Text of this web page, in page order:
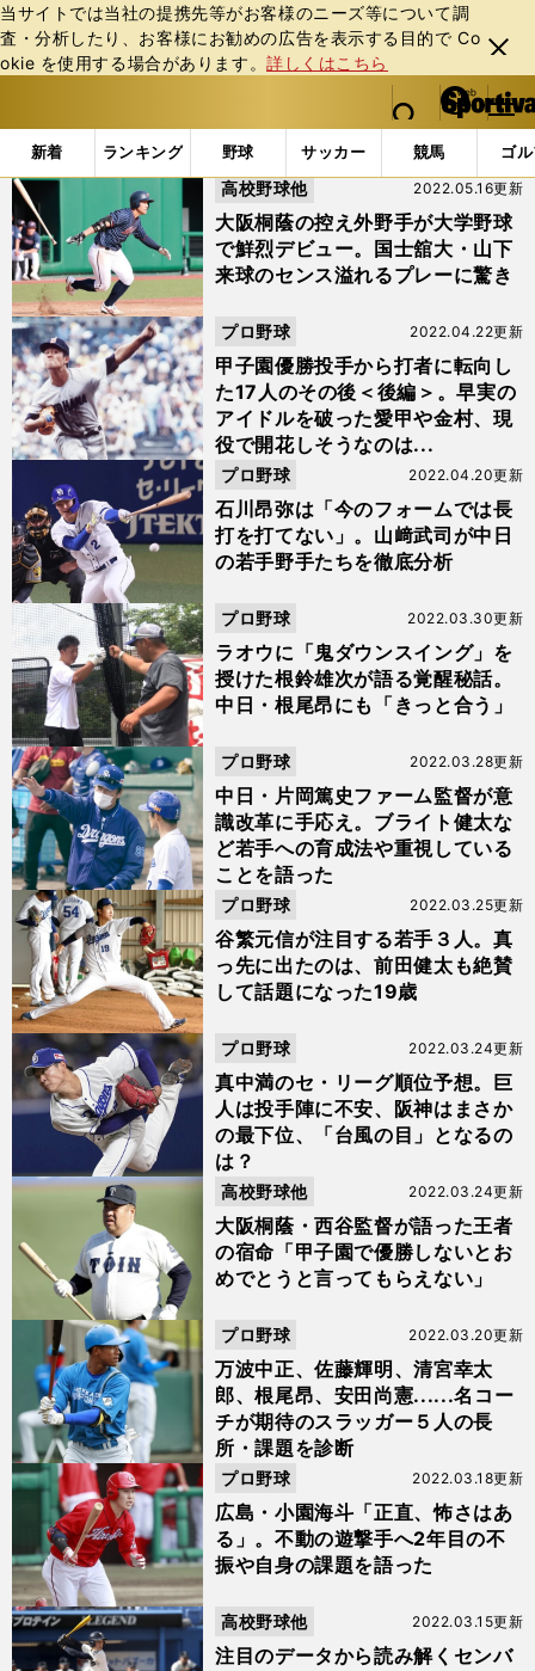
当サイトでは当社の提携先等がお客様のニーズ等について調
査・分析したり、お客様にお勧めの広告を表⽰する⽬的で Co
okie を使⽤する場合があります。詳しくはこちら
閉じ
る
web Sportiva (webスポルティーバ)
検索
マイペ
ー
ジ
メニュ
新着 ランキング 野球 サッカー 競馬 ゴ
b
ス
ポ
ル
テ
ィ
ー
バ
「根尾昂」の検索結果 (3ページ目)
大阪桐蔭の控え外野手が大学野球
で鮮烈デビュー。国士舘大・山下
来球のセンス溢れるプレーに驚き
2022.05.16更新
高校野球他
甲子園優勝投手から打者に転向し
た17人のその後＜後編＞。早実の
アイドルを破った愛甲や金村、現
役で開花しそうなのは...
2022.04.22更新
プロ野球
石川昂弥は「今のフォームでは長
打を打てない」。山﨑武司が中日
の若手野手たちを徹底分析
2022.04.20更新
プロ野球
ラオウに「鬼ダウンスイング」を
授けた根鈴雄次が語る覚醒秘話。
中日・根尾昂にも「きっと合う」
2022.03.30更新
プロ野球
中日・片岡篤史ファーム監督が意
識改革に手応え。ブライト健太な
ど若手への育成法や重視している
ことを語った
2022.03.28更新
プロ野球
谷繁元信が注目する若手３人。真
っ先に出たのは、前田健太も絶賛
して話題になった19歳
2022.03.25更新
プロ野球
真中満のセ・リーグ順位予想。巨
人は投手陣に不安、阪神はまさか
の最下位、「台風の目」となるの
は？
2022.03.24更新
プロ野球
大阪桐蔭・西谷監督が語った王者
の宿命「甲子園で優勝しないとお
めでとうと言ってもらえない」
2022.03.24更新
高校野球他
万波中正、佐藤輝明、清宮幸太
郎、根尾昂、安田尚憲......名コー
チが期待のスラッガー５人の長
所・課題を診断
2022.03.20更新
プロ野球
広島・小園海斗「正直、怖さはあ
る」。不動の遊撃手へ2年目の不
振や自身の課題を語った
2022.03.18更新
プロ野球
注目のデータから読み解くセンバ
2022.03.15更新
高校野球他